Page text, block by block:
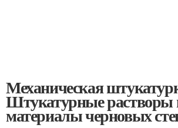
Механическая
Штукатурные растворы
материалы черновых